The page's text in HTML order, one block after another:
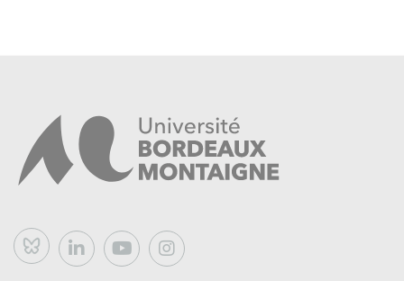
Bluesky